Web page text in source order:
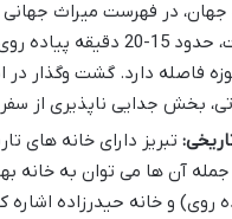
در فهرست میراث
فاصله دارد. گشت وگذار در
بخش جدایی ناپذیری از
تبریز دارای خانه های
روی) و خانه حیدرزاده اشاره